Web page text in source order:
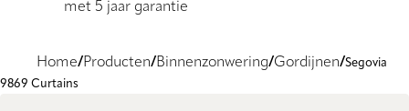
met 5 jaar garantie
Home Producten Binnenzonwering Gordijnen Segovia
9869 Curtains